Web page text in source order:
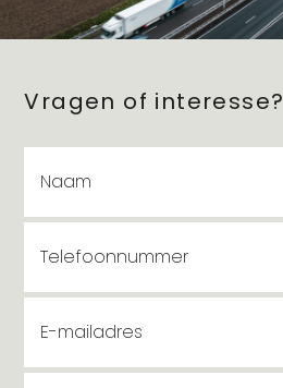
Vragen of interesse?